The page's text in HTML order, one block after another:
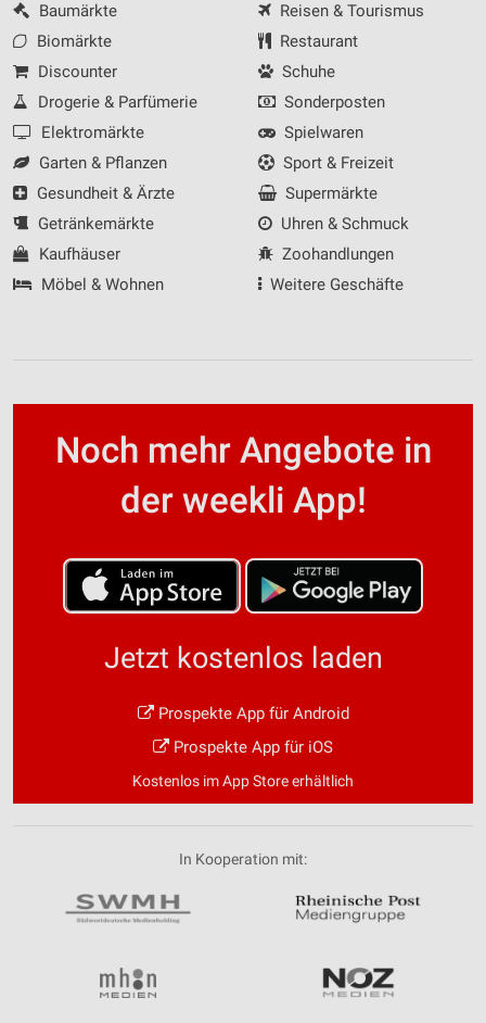
Baumärkte
Biomärkte
Discounter
Drogerie & Parfümerie
Elektromärkte
Garten & Pflanzen
Gesundheit & Ärzte
Getränkemärkte
Kaufhäuser
Möbel & Wohnen
Reisen & Tourismus
Restaurant
Schuhe
Sonderposten
Spielwaren
Sport & Freizeit
Supermärkte
Uhren & Schmuck
Zoohandlungen
Weitere Geschäfte
Noch mehr Angebote in
der weekli App!
Jetzt kostenlos laden
Prospekte App für Android
Prospekte App für iOS
Kostenlos im App Store erhältlich
In Kooperation mit: